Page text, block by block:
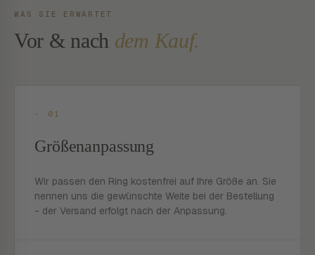
WAS SIE ERWARTET
Vor & nach dem Kauf.
- 01
Größenanpassung
Wir passen den Ring kostenfrei auf Ihre Größe an. Sie
nennen uns die gewünschte Weite bei der Bestellung
- der Versand erfolgt nach der Anpassung.